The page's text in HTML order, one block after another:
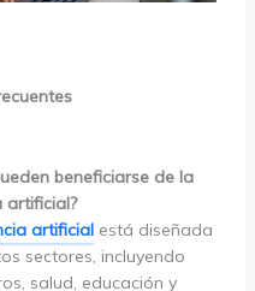
beneficiarse de la
artificial?
artificialestá diseñada
sectores, incluyendo
salud, educación y